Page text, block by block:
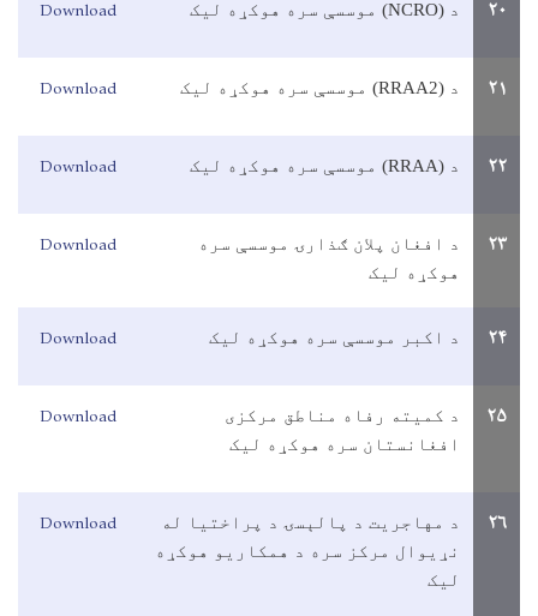
۲۰ د (NCRO) موسسې سره هوکړه ليک Download
۲۱ د (RRAA2) موسسې سره هوکړه ليک Download
۲۲ د (RRAA) موسسې سره هوکړه ليک Download
۲۳
د افغان پلان ګذارۍ موسسې سره
هوکړه ليک
Download
۲۴ د اکبر موسسې سره هوکړه ليک Download
۲۵
د کميته رفاه مناطق مرکزی
افغانستان سره هوکړه ليک
Download
۲۶
د مهاجريت د پالېسۍ د پراختيا له
نړيوال مرکز سره د همکاريو هوکړه
ليک
Download